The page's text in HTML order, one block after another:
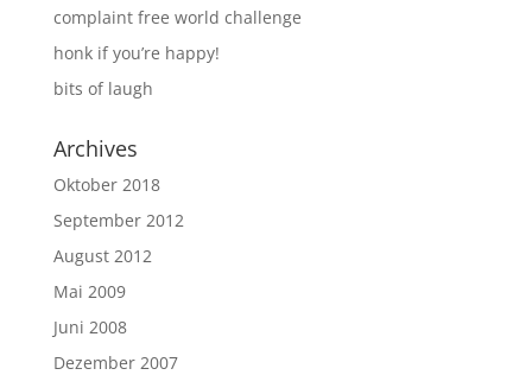
complaint free world challenge
honk if you’re happy!
bits of laugh
Archives
Oktober 2018
September 2012
August 2012
Mai 2009
Juni 2008
Dezember 2007